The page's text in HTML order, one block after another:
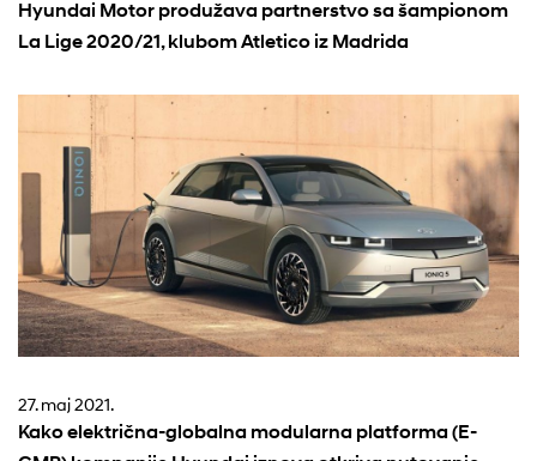
Hyundai Motor produžava partnerstvo sa šampionom
La Lige 2020/21, klubom Atletico iz Madrida
27. maj 2021.
Kako električna-globalna modularna platforma (E-